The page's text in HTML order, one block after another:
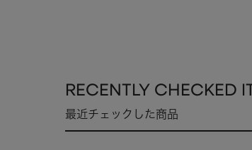
RECENTLY CHECKED
最近チェックした商品